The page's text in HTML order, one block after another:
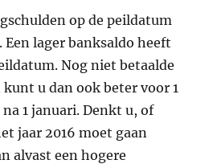
op de peildatum
lager banksaldo heeft
Nog niet betaalde
u dan ook beter voor 1
1 januari. Denkt u, of
jaar 2016 moet gaan
alvast een hogere